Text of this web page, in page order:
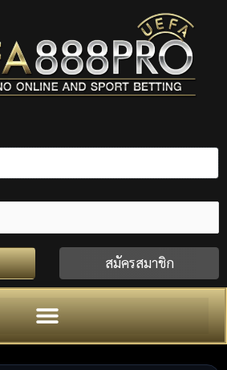
สมัครสมาชิก